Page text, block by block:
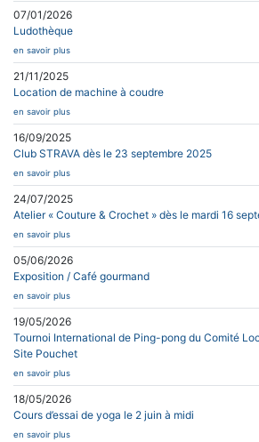
07/01/2026
Ludothèque
en savoir plus
21/11/2025
Location de machine à coudre
en savoir plus
16/09/2025
Club STRAVA dès le 23 septembre 2025
en savoir plus
24/07/2025
Atelier « Couture & Crochet » dès le mardi 16
en savoir plus
05/06/2026
Exposition / Café gourmand
en savoir plus
19/05/2026
Tournoi International de Ping-pong du Comité
Site Pouchet
en savoir plus
18/05/2026
Cours d’essai de yoga le 2 juin à midi
en savoir plus